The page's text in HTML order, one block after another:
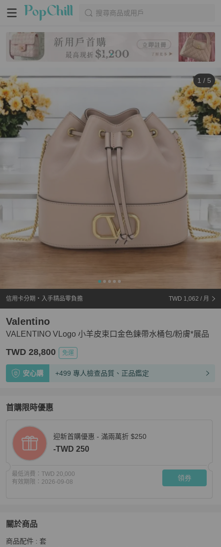
搜尋商品或用戶
1 / 5
信用卡分期・入手精品零負擔 TWD 1,062 / 月
VALENTINO VLogo 小羊皮束口金色鍊帶水桶包/粉膚*展品
Valentino
TWD 28,800 免運
安心購 +499 專人檢查品質、正品鑑定
首購限時優惠
迎新首購優惠 - 滿兩萬折 $250
-TWD 250
最低消費： TWD 20,000
有效期限： 2026-09-08 領券
關於商品
關於VALENTINO VLogo 小羊皮束口金色鍊帶水桶包/粉膚*展
商品配件 : 套